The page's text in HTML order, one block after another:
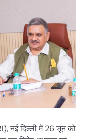
नई दिल्ली में 26 जून को